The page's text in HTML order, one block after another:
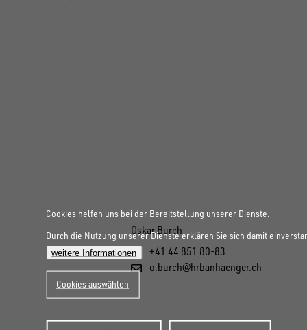
Oskar Burch
+41 44 851 80-83
o.burch@hrbanhaenger.ch
Cookies helfen uns bei der Bereitstellung unserer Dienste.
Durch die Nutzung unserer Dienste erklären Sie sich damit
weitere Informationen
Cookies auswählen